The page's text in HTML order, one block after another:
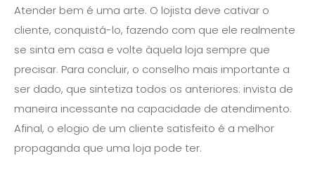
Atender bem é uma arte. O lojista deve cativar o
cliente, conquistá-lo, fazendo com que ele realmente
se sinta em casa e volte àquela loja sempre que
precisar. Para concluir, o conselho mais importante a
ser dado, que sintetiza todos os anteriores: invista de
maneira incessante na capacidade de atendimento.
Afinal, o elogio de um cliente satisfeito é a melhor
propaganda que uma loja pode ter.